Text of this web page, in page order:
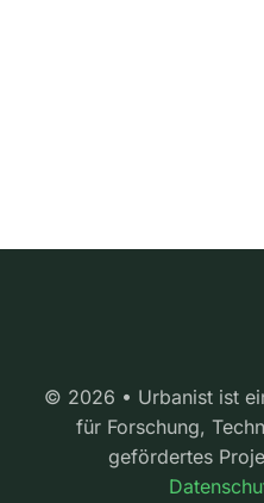
© 2026 • Urbanist ist
für Forschung,
gefördertes